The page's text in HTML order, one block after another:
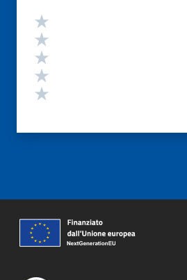
Valutazione